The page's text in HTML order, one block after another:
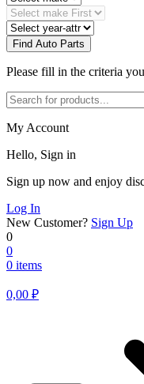
Find Auto Parts
Please fill in the criteria
My Account
Hello, Sign in
Sign up now and enjoy
Log In
New Customer? Sign Up
0
0
0 items
0,00 ₽